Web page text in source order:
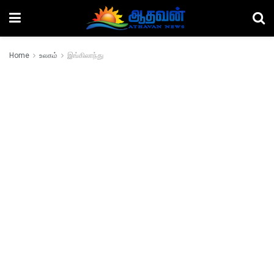
Home உலகம் இங்கிலாந்து